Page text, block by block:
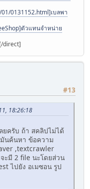
0131152.html]เบลพา
ตัวแทนจําหน่าย
direct]
#13
18:26:18
ยครับ ถ้า สคลิปไม่ได้
นค้นหา ข้อความ
,textcrawler
ะมี 2 file นะโดยส่วน
ไปยัง อเมซอน รูป